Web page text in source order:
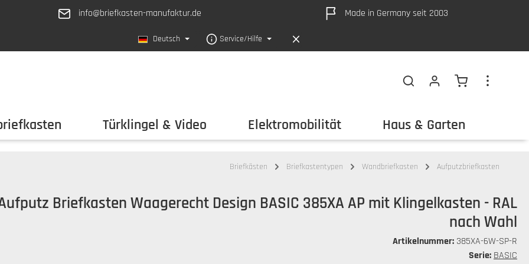
info@briefkasten-manufaktur.de Made in Germany seit 2003
Deutsch Service/Hilfe
Warenkorb
Türklingel & Video Elektromobilität Haus & Garten
Briefkästen Briefkastentypen Wandbriefkasten Aufputzbriefkasten
Briefkasten Waagerecht Design BASIC 385XA AP mit Klingelkasten - RAL
nach Wahl
Artikelnummer: 385XA-6W-SP-R
Serie: BASIC